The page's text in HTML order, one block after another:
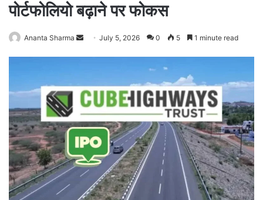
पोर्टफोलियो बढ़ाने पर फोकस
Ananta Sharma
a
n
e
m
a
i
July 5, 2026 0 5 1 minute read